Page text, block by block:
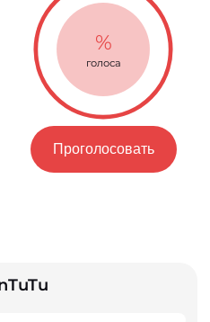
%
голоса
Проголосовать